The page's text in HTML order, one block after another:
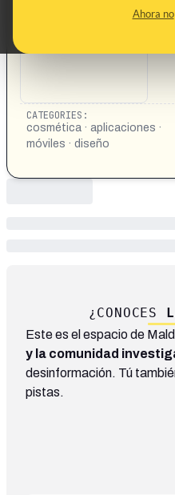
Ahora no
https://www.instagram.com/
CATEGORIES:
cosmética · aplicaciones ·
móviles · diseño
¿CONOCES
Este es el espacio de
y la comunidad
desinformación. Tú
pistas.